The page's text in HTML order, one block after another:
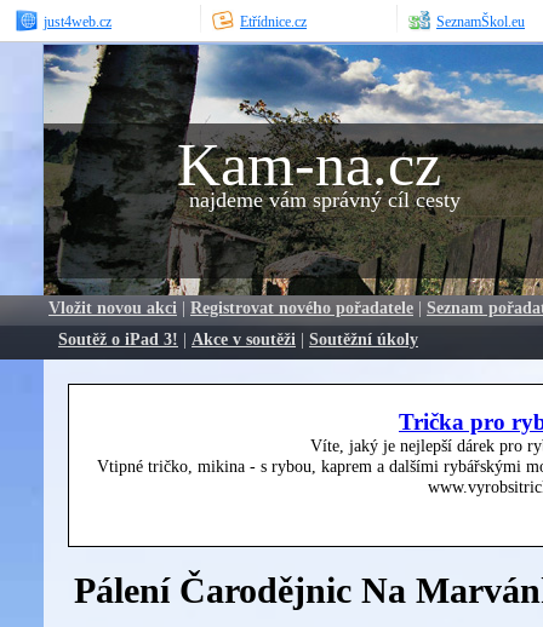
just4web.cz Etřídnice.cz SeznamŠkol.eu
Kam-na.cz
najdeme vám správný cíl cesty
Vložit novou akci | Registrovat nového pořadatele | Seznam
Soutěž o iPad 3! | Akce v soutěži | Soutěžní úkoly
Trička pro
Víte, jaký je nejlepší dárek pro
Vtipné tričko, mikina - s rybou, kaprem a dalšími rybářskými
Pálení Čarodějnic Na